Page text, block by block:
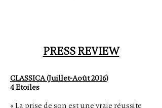
PRESS REVIEW
CLASSICA (Juillet-Août 2016)
4 Etoiles
« La prise de son est une vraie réussite